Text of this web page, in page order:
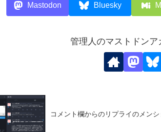
Mastodon Bluesky
管理人のマストドン
コメント欄からのリプライのメン